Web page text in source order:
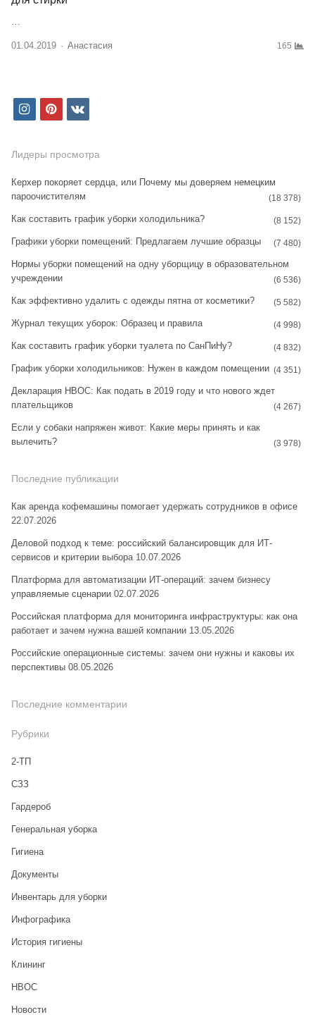
01.04.2019 Author
Анастасия 165
i
s
a
g
r
a
p
n
e
r
e
s
v
Лидеры просмотра
Керхер покоряет сердца, или Почему мы доверяем немецким
пароочистителям
(18 378)
Как составить график уборки холодильника? (8 152)
Графики уборки помещений: Предлагаем лучшие образцы (7 480)
Нормы уборки помещений на одну уборщицу в образовательном
учреждении
(6 536)
Как эффективно удалить с одежды пятна от косметики? (5 582)
Журнал текущих уборок: Образец и правила (4 998)
Как составить график уборки туалета по СанПиНу? (4 832)
График уборки холодильников: Нужен в каждом помещении (4 351)
Декларация НВОС: Как подать в 2019 году и что нового ждет
плательщиков
(4 267)
Если у собаки напряжен живот: Какие меры принять и как
вылечить?
(3 978)
Последние публикации
Как аренда кофемашины помогает удержать сотрудников в офисе
22.07.2026
Деловой подход к теме: российский балансировщик для ИТ-
сервисов и критерии выбора 10.07.2026
Платформа для автоматизации ИТ-операций: зачем бизнесу
управляемые сценарии 02.07.2026
Российская платформа для мониторинга инфраструктуры: как она
работает и зачем нужна вашей компании 13.05.2026
Российские операционные системы: зачем они нужны и каковы их
перспективы 08.05.2026
Последние комментарии
Рубрики
2-ТП
CЗЗ
Гардероб
Генеральная уборка
Гигиена
Документы
Инвентарь для уборки
Инфографика
История гигиены
Клининг
НВОС
Новости